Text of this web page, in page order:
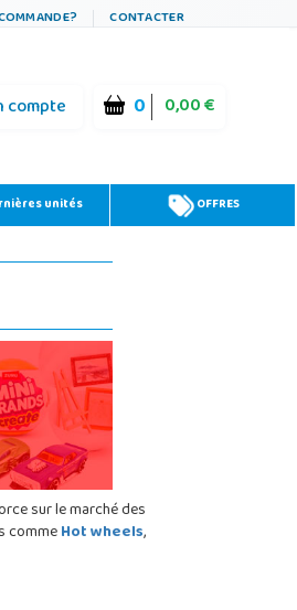
CONTACTER
compte 0 0,00 €
unités OFFRES
sur le marché des
commeHot wheels,